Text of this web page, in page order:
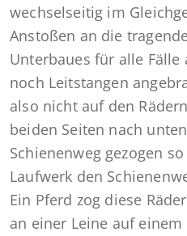
wechselseitig im
Anstoßen an die
Unterbaues für alle
noch Leitstangen
also nicht auf den
beiden Seiten nach
Schienenweg gezogen
Laufwerk den
Ein Pferd zog diese
an einer Leine auf